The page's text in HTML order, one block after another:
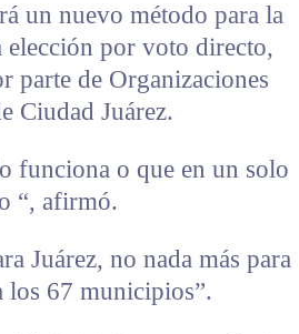
un nuevo método para la
elección por voto directo,
parte de Organizaciones
Ciudad Juárez.
funciona o que en un solo
“, afirmó.
Juárez, no nada más para
los 67 municipios”.